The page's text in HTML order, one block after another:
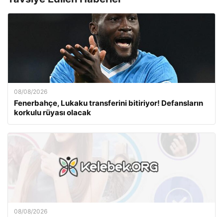
08/08/2026
Fenerbahçe, Lukaku transferini bitiriyor! Defansların
korkulu rüyası olacak
08/08/2026